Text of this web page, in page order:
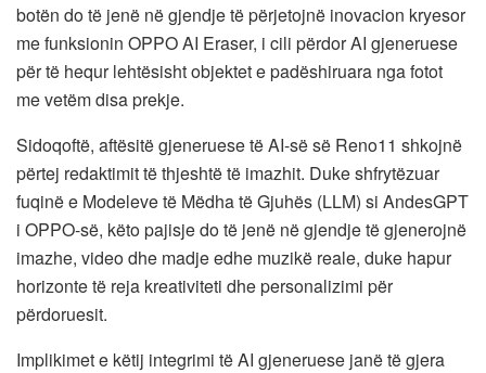
botën do të jenë në gjendje të përjetojnë inovacion kryesor
me funksionin OPPO AI Eraser, i cili përdor AI gjeneruese
për të hequr lehtësisht objektet e padëshiruara nga fotot
me vetëm disa prekje.
Sidoqoftë, aftësitë gjeneruese të AI-së së Reno11 shkojnë
përtej redaktimit të thjeshtë të imazhit. Duke shfrytëzuar
fuqinë e Modeleve të Mëdha të Gjuhës (LLM) si AndesGPT
i OPPO-së, këto pajisje do të jenë në gjendje të gjenerojnë
imazhe, video dhe madje edhe muzikë reale, duke hapur
horizonte të reja kreativiteti dhe personalizimi për
përdoruesit.
Implikimet e këtij integrimi të AI gjeneruese janë të gjera